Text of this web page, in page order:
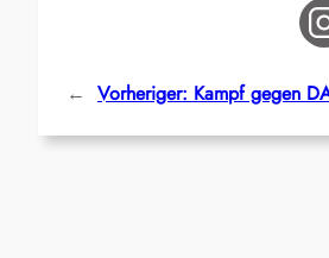
← Vorheriger: Kampf gegen